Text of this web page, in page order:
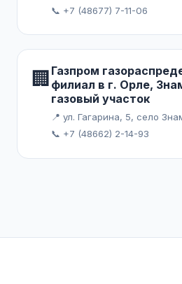
📞 +7 (48677) 7-11-06
🏢 Газпром
филиал в г. Орле,
газовый участок
📍 ул. Гагарина, 5, село
📞 +7 (48662) 2-14-93